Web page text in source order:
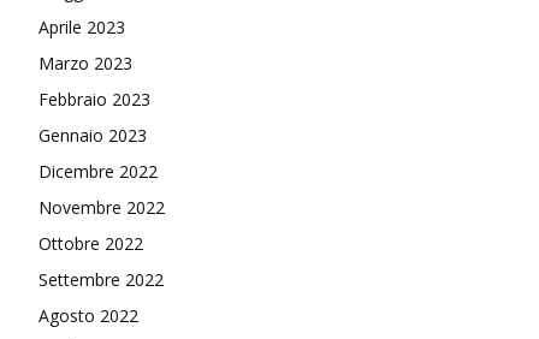
Aprile 2023
Marzo 2023
Febbraio 2023
Gennaio 2023
Dicembre 2022
Novembre 2022
Ottobre 2022
Settembre 2022
Agosto 2022